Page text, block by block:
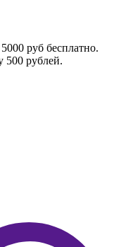
руб бесплатно.
500 рублей.